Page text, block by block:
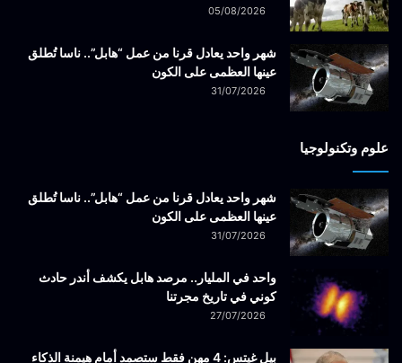
05/08/2026
شهر واحد يعادل قرنا من عمل “هابل”.. ناسا تُطلق
عينها العظمى على الكون
31/07/2026
علوم وتكنولوجيا
شهر واحد يعادل قرنا من عمل “هابل”.. ناسا تُطلق
عينها العظمى على الكون
31/07/2026
واحد في المليار.. مرصد هابل يكشف أندر حادث
كوني في تاريخ مجرتنا
27/07/2026
بيل غيتس: 4 مهن فقط ستصمد أمام هيمنة الذكاء